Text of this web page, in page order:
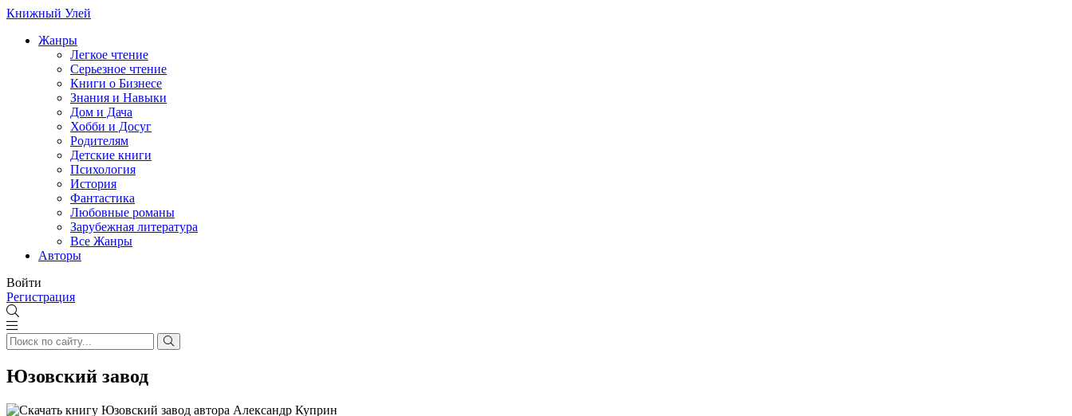
Книжный Улей
Жанры
Легкое чтение
Серьезное чтение
Книги о Бизнесе
Знания и Навыки
Дом и Дача
Хобби и Досуг
Родителям
Детские книги
Психология
История
Фантастика
Любовные романы
Зарубежная литература
Все Жанры
Авторы
Войти
Регистрация
Юзовский завод